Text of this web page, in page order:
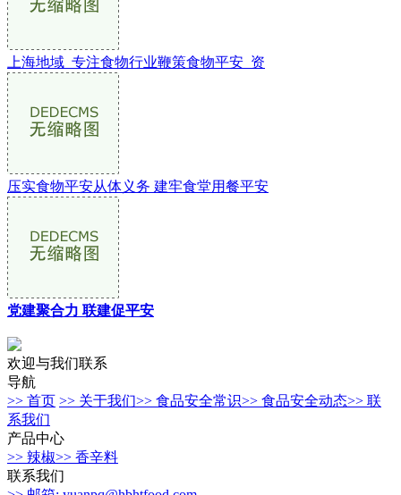
上海地域_专注食物行业鞭策食物平安_资
压实食物平安从体义务 建牢食堂用餐平安
党建聚合力 联建促平安
欢迎与我们联系
导航
>> 首页 >> 关于我们>> 食品安全常识>> 食品安全动态>> 联
系我们
产品中心
>> 辣椒>> 香辛料
联系我们